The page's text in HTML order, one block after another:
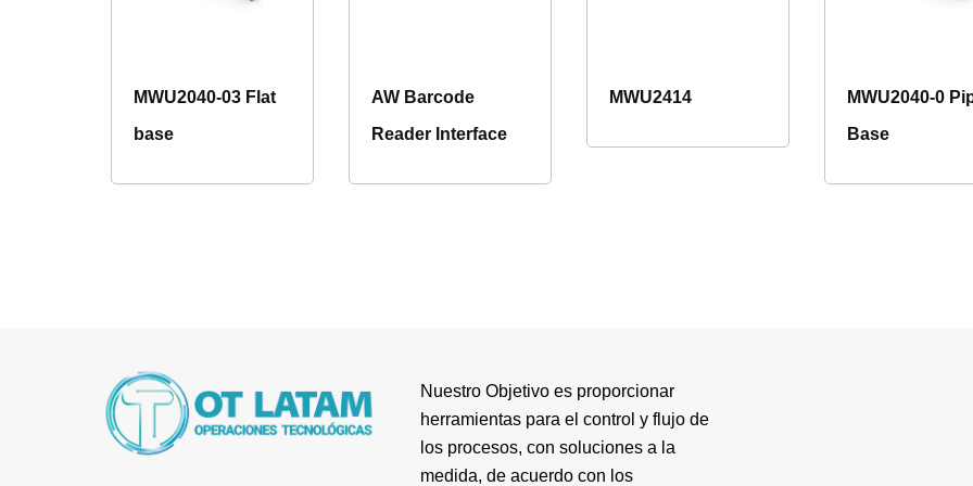
MWU2040-03 Flat
base
AW Barcode
Reader Interface
MWU2414
MWU2040-0
Base
Nuestro Objetivo es proporcionar
herramientas para el control y flujo de
los procesos, con soluciones a la
medida, de acuerdo con los